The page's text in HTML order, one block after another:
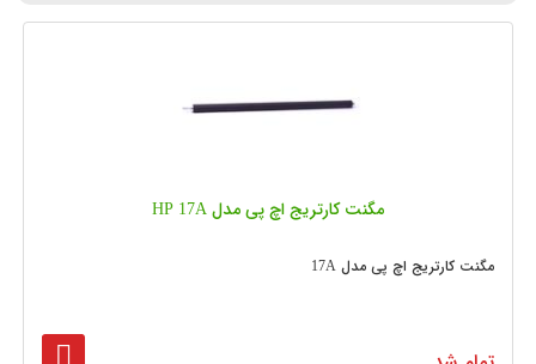
مگنت کارتریج اچ پی مدل HP 17A
مگنت کارتریج اچ پی مدل 17A